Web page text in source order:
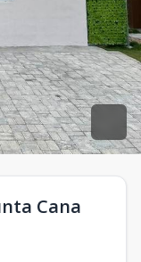
Cana